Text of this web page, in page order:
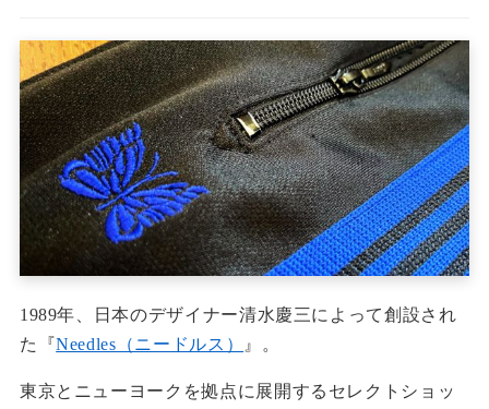
1989年、日本のデザイナー清水慶三によって創設され
た『Needles（ニードルス） 』。
東京とニューヨークを拠点に展開するセレクトショッ